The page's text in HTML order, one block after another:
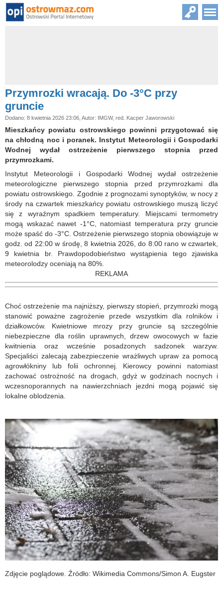
Przymrozki wracają. Do -3°C przy
gruncie
Dodano: 8 kwietnia 2026 23:06, Autor: IMGW, red. Kacper Jaworowski
Mieszkańcy powiatu ostrowskiego powinni przygotować się
na chłodną noc i poranek. Instytut Meteorologii i Gospodarki
Wodnej wydał ostrzeżenie pierwszego stopnia przed
przymrozkami.
Instytut Meteorologii i Gospodarki Wodnej wydał ostrzeżenie
meteorologiczne pierwszego stopnia przed przymrozkami dla
powiatu ostrowskiego. Zgodnie z prognozami synoptyków, w nocy z
środy na czwartek mieszkańcy powiatu ostrowskiego muszą liczyć
się z wyraźnym spadkiem temperatury. Miejscami termometry
mogą wskazać nawet -1°C, natomiast temperatura przy gruncie
może spaść do -3°C. Ostrzeżenie pierwszego stopnia obowiązuje w
godz. od 22:00 w środę, 8 kwietnia 2026, do 8:00 rano w czwartek,
9 kwietnia br. Prawdopodobieństwo wystąpienia tego zjawiska
meteorolodzy oceniają na 80%.
REKLAMA
Choć ostrzeżenie ma najniższy, pierwszy stopień, przymrozki mogą
stanowić poważne zagrożenie przede wszystkim dla rolników i
działkowców. Kwietniowe mrozy przy gruncie są szczególnie
niebezpieczne dla roślin uprawnych, drzew owocowych w fazie
kwitnienia oraz wcześnie posadzonych sadzonek warzyw.
Specjaliści zalecają zabezpieczenie wrażliwych upraw za pomocą
agrowłókniny lub folii ochronnej. Kierowcy powinni natomiast
zachować ostrożność na drogach, gdyż w godzinach nocnych i
wczesnoporannych na nawierzchniach jezdni mogą pojawić się
lokalne oblodzenia.
Zdjęcie poglądowe. Źródło: Wikimedia Commons/Simon A. Eugster